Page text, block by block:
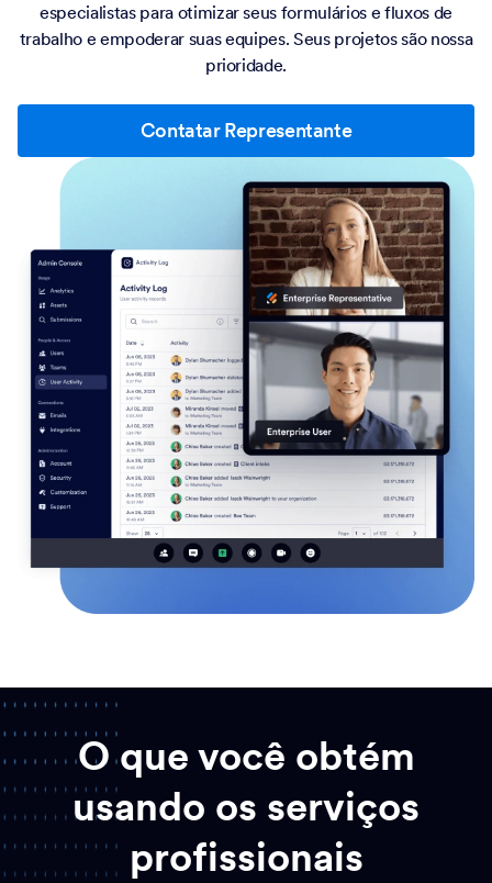
especialistas para otimizar seus formulários e fluxos de
trabalho e empoderar suas equipes. Seus projetos são nossa
prioridade.
Contatar Representante
O que você obtém
usando os serviços
profissionais